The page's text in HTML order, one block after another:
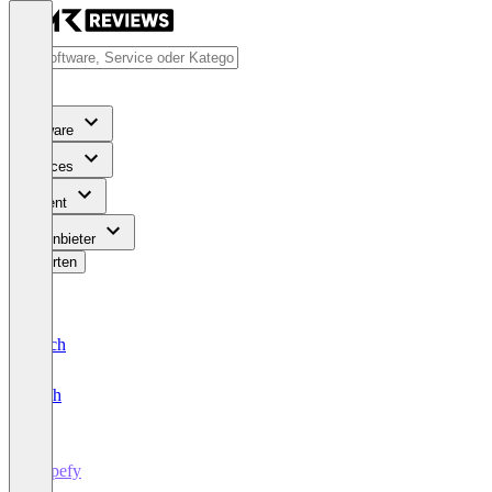
Software
Services
Content
Für Anbieter
Bewerten
Deutsch
English
Hypefy